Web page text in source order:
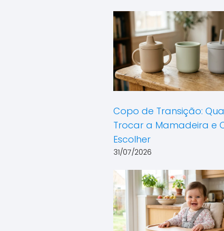
Copo de Transição:
Trocar a Mamadeira e
Escolher
31/07/2026